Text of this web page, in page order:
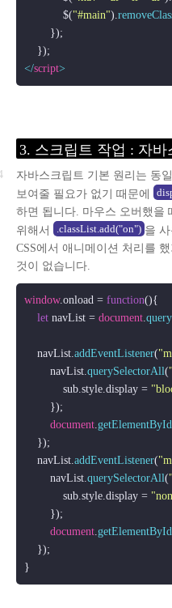
            $(
"#main").
        });
</script>
3. 스크립트 작업 : 자바
자바스크립트 기본 원리는 동
보여줄 필요가 없기 때문에
하면 됩니다. 마우스 오버했을
위해서
.classList.add("on") 을
CSS에서 애니메이션 처리를
것이 없습니다.
window.onload = function(){
let navList = document.
    navList.
addEventListener(
        navList.
querySelectorAll(
            sub.
style.display =
        });
document.getElementById
    });
    navList.
addEventListener(
        navList.
querySelectorAll(
            sub.
style.display =
        });
document.getElementById
    });